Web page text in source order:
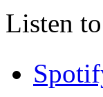
Listen